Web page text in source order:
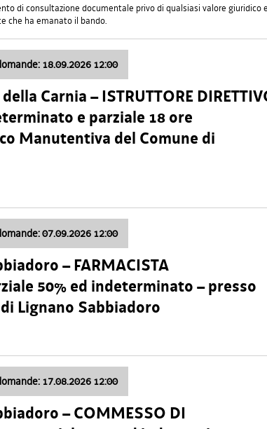
di consultazione documentale privo di qualsiasi valore giuridico
che ha emanato il bando.
18.09.2026 12:00
Carnia – ISTRUTTORE
e parziale 18 ore
Manutentiva del Comune di
07.09.2026 12:00
– FARMACISTA
50% ed indeterminato – presso
Lignano Sabbiadoro
17.08.2026 12:00
– COMMESSO DI